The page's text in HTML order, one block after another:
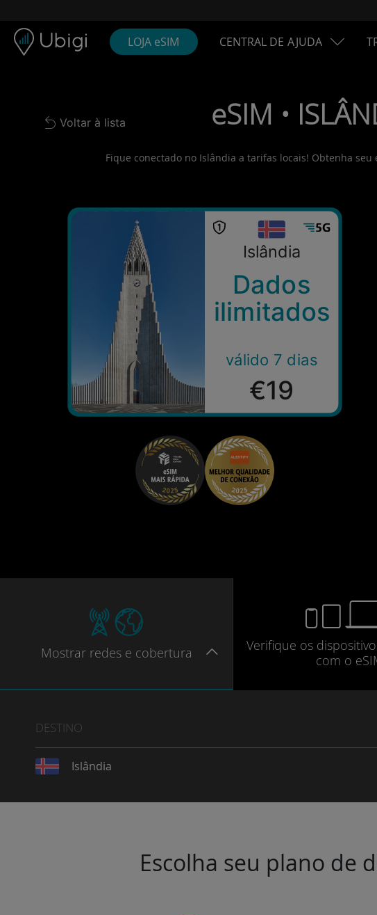
LOJA eSIM CENTRAL DE AJUDA
Back to list
Voltar à lista eSIM •
Fique conectado no Islândia a tarifas locais! Obtenha
Islândia
Dados
ilimitados
válido 7 dias
€19
Mostrar redes e cobertura Verifique os
com o
DESTINO
Islândia
Escolha seu plano de